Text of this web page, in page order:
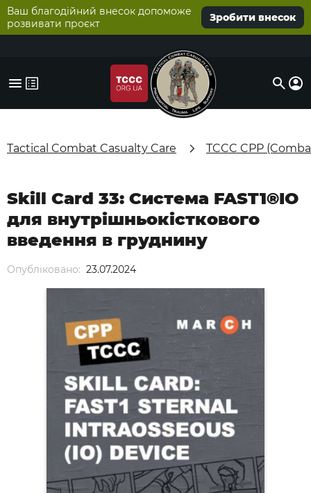
Ваш благодійний внесок допоможе
розвивати проєкт
Зробити внесок
Tactical Combat Casualty Care TCCC CPP
Опубліковано: 23.07.2024
Skill Card 33: Система FAST1®IO
для внутрішньокісткового
введення в груднину